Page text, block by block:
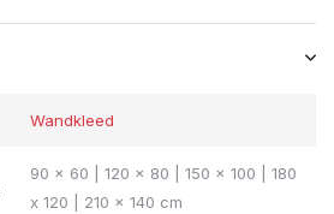
Wandkleed
90 x 60 | 120 x 80 | 150 x 100 | 180
x 120 | 210 x 140 cm